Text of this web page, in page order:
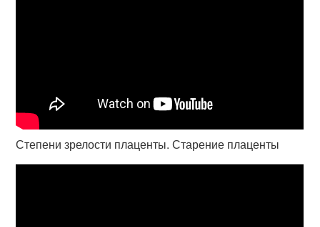
Степени зрелости плаценты. Старение плаценты